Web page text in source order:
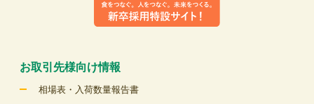
お取引先様向け情報
相場表・入荷数量報告書